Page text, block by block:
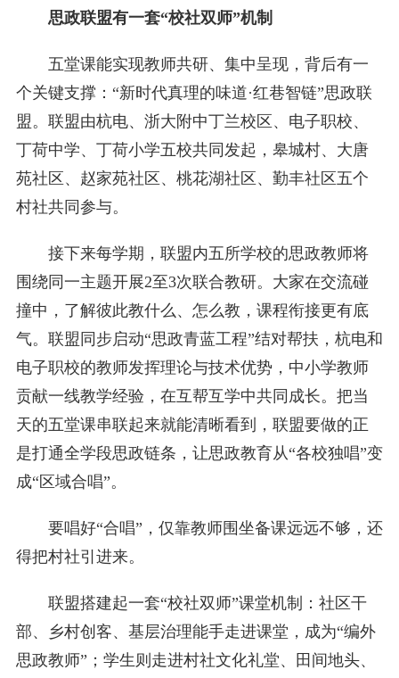
思政联盟有一套“校社双师”机制
五堂课能实现教师共研、集中呈现，背后有一
个关键支撑：“新时代真理的味道·红巷智链”思政联
盟。联盟由杭电、浙大附中丁兰校区、电子职校、
丁荷中学、丁荷小学五校共同发起，皋城村、大唐
苑社区、赵家苑社区、桃花湖社区、勤丰社区五个
村社共同参与。
接下来每学期，联盟内五所学校的思政教师将
围绕同一主题开展2至3次联合教研。大家在交流碰
撞中，了解彼此教什么、怎么教，课程衔接更有底
气。联盟同步启动“思政青蓝工程”结对帮扶，杭电和
电子职校的教师发挥理论与技术优势，中小学教师
贡献一线教学经验，在互帮互学中共同成长。把当
天的五堂课串联起来就能清晰看到，联盟要做的正
是打通全学段思政链条，让思政教育从“各校独唱”变
成“区域合唱”。
要唱好“合唱”，仅靠教师围坐备课远远不够，还
得把村社引进来。
联盟搭建起一套“校社双师”课堂机制：社区干
部、乡村创客、基层治理能手走进课堂，成为“编外
思政教师”；学生则走进村社文化礼堂、田间地头、